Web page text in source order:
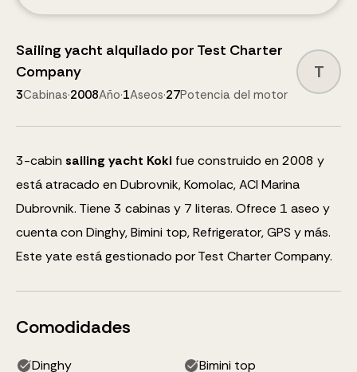
Sailing yacht alquilado por Test Charter
Company
3Cabinas·2008Año·1Aseos·27Potencia del motor
T
3-cabin sailing yacht Koki fue construido en 2008 y
está atracado en Dubrovnik, Komolac, ACI Marina
Dubrovnik. Tiene 3 cabinas y 7 literas. Ofrece 1 aseo y
cuenta con Dinghy, Bimini top, Refrigerator, GPS y más.
Este yate está gestionado por Test Charter Company.
Comodidades
Dinghy
Bimini top